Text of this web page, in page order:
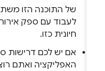
של התוכנה הזו
לעבוד עם ספק אירוח
חיונית כזו.
אם יש לכם דרישות
האפליקציה ואתם